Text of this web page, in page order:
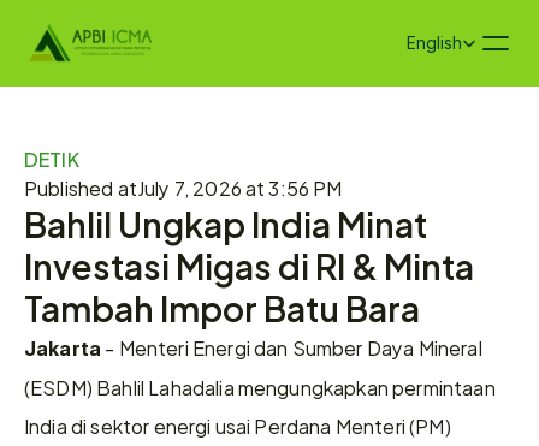
Select Language
English
DETIK
Published atJuly 7, 2026 at 3:56 PM
Bahlil Ungkap India Minat
Investasi Migas di RI & Minta
Tambah Impor Batu Bara
Jakarta - Menteri Energi dan Sumber Daya Mineral
(ESDM) Bahlil Lahadalia mengungkapkan permintaan
India di sektor energi usai Perdana Menteri (PM)